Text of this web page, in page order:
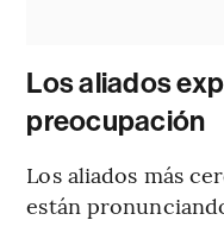
Los aliados
preocupación
Los aliados más
están